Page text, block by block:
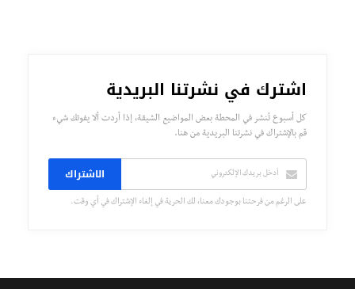
اشترك في نشرتنا البريدية
كل أسبوع تُنشر في المحطة بعض المواضيع الشيقة، إذا أردت ألا يفوتك شيء
قم بالإشتراك في نشرتنا البريدية من هنا.
الاشتراك
على الرغم من فرحتنا بوجودك معنا، لك الحرية في إلغاء الإشتراك في أي وقت.